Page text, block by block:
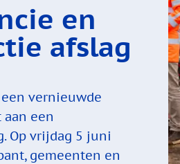
en
afslag
vernieuwde
een
Op vrijdag 5 juni
gemeenten en